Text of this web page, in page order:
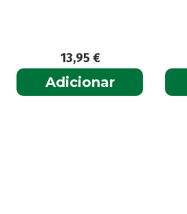
13,95€
Adicionar